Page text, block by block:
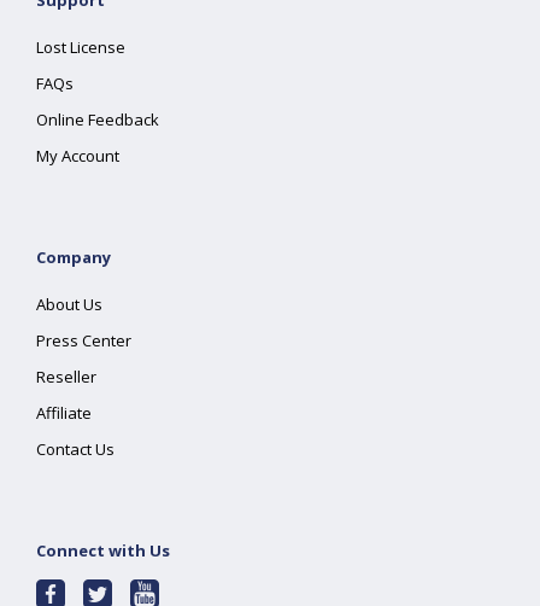
Lost License
FAQs
Online Feedback
My Account
Company
About Us
Press Center
Reseller
Affiliate
Contact Us
Connect with Us